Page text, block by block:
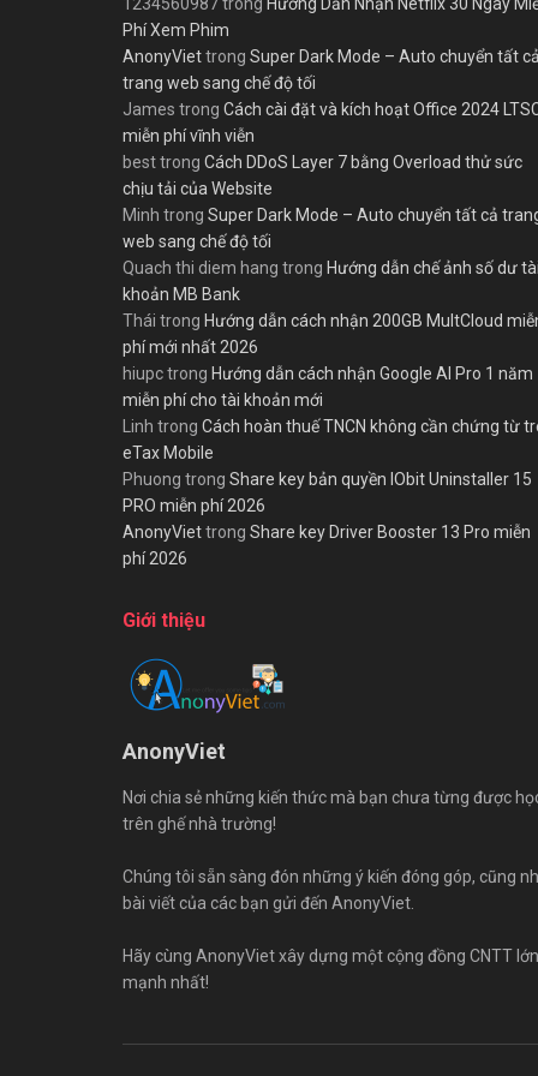
Phí Xem Phim
AnonyViettrong Super Dark Mode – Auto chuyển tất cả
trang web sang chế độ tối
James trong Cách cài đặt và kích hoạt Office 2024
miễn phí vĩnh viễn
besttrong Cách DDoS Layer 7 bằng Overload thử sức
chịu tải của Website
Minh trong Super Dark Mode – Auto chuyển tất cả
web sang chế độ tối
Quach thi diem hang trong Hướng dẫn chế ảnh số dư tài
khoản MB Bank
Thái trong Hướng dẫn cách nhận 200GB MultCloud
phí mới nhất 2026
hiupctrong Hướng dẫn cách nhận Google AI Pro 1 năm
miễn phí cho tài khoản mới
Linh trong Cách hoàn thuế TNCN không cần chứng từ
eTax Mobile
Phuong trong Share key bản quyền IObit Uninstaller 15
PRO miễn phí 2026
AnonyViettrong Share key Driver Booster 13 Pro miễn
phí 2026
Giới thiệu
AnonyViet
Nơi chia sẻ những kiến thức mà bạn chưa từng được
trên ghế nhà trường!
Chúng tôi sẵn sàng đón những ý kiến đóng góp, cũng
bài viết của các bạn gửi đến AnonyViet.
Hãy cùng AnonyViet xây dựng một cộng đồng CNTT lớn
mạnh nhất!